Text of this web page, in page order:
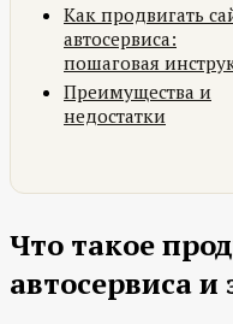
Как продвигать
автосервиса:
пошаговая
Преимущества и
недостатки
Что такое
автосервиса